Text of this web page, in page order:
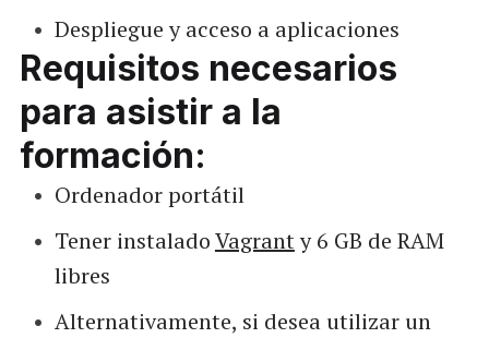
Despliegue y acceso a aplicaciones
Requisitos necesarios
para asistir a la
formación:
Ordenador portátil
Tener instaladoVagranty 6 GB de RAM
libres
Alternativamente, si desea utilizar un